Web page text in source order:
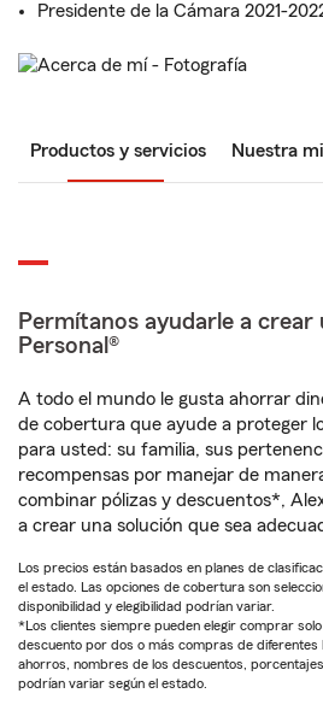
Presidente de la Cámara 2021-
Productos y servicios Nuestra
Permítanos ayudarle a crear
Personal®
A todo el mundo le gusta ahorrar
de cobertura que ayude a proteger
para usted: su familia, sus
recompensas por manejar de
combinar pólizas y descuentos*,
a crear una solución que sea
Los precios están basados en planes de
el estado. Las opciones de cobertura son
disponibilidad y elegibilidad podrían variar.
*Los clientes siempre pueden elegir comprar solo
descuento por dos o más compras de diferentes
ahorros, nombres de los descuentos,
podrían variar según el estado.